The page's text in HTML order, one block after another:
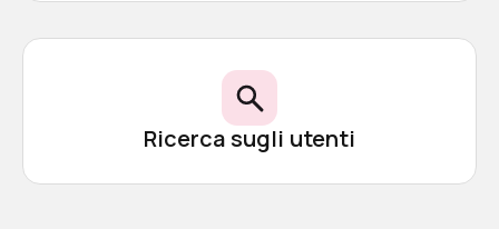
Ricerca sugli utenti